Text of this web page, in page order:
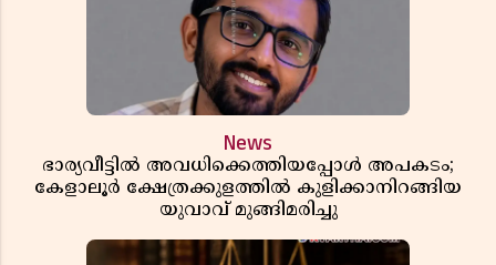
News
ഭാര്യവീട്ടിൽ അവധിക്കെത്തിയപ്പോൾ അപകടം;
കേളാലൂർ ക്ഷേത്രക്കുളത്തിൽ കുളിക്കാനിറങ്ങിയ
യുവാവ് മുങ്ങിമരിച്ചു